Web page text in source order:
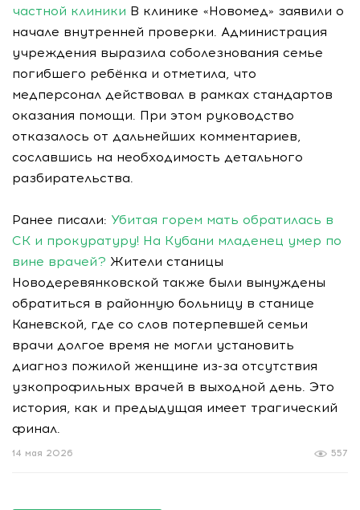
частной клиники В клинике «Новомед» заявили о
начале внутренней проверки. Администрация
учреждения выразила соболезнования семье
погибшего ребёнка и отметила, что
медперсонал действовал в рамках стандартов
оказания помощи. При этом руководство
отказалось от дальнейших комментариев,
сославшись на необходимость детального
разбирательства.
Ранее писали: Убитая горем мать обратилась в
СК и прокуратуру! На Кубани младенец умер по
вине врачей? Жители станицы
Новодеревянковской также были вынуждены
обратиться в районную больницу в станице
Каневской, где со слов потерпевшей семьи
врачи долгое время не могли установить
диагноз пожилой женщине из-за отсутствия
узкопрофильных врачей в выходной день. Это
история, как и предыдущая имеет трагический
финал.
557
14 мая 2026